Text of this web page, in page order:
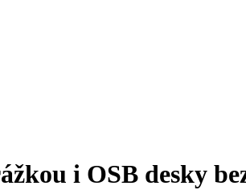
i OSB desky